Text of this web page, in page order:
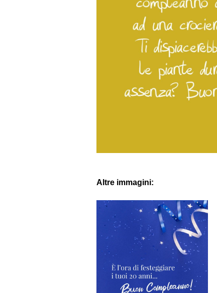
Altre immagini: